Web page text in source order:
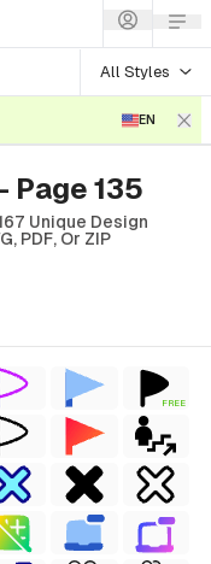
All Styles
EN
Page 135
Unique Design
PDF, Or ZIP
FREE